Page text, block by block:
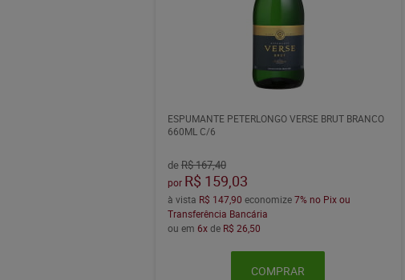
ESPUMANTE PETERLONGO VERSE BRUT BRANCO
660ML C/6
deR$ 167,40
por R$ 159,03
à vista R$ 147,90 economize7% no Pix ou
Transferência Bancária
ou em 6xde R$ 26,50
COMPRAR